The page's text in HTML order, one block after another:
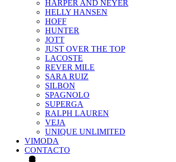
HARPER AND NEYER
HELLY HANSEN
HOFF
HUNTER
JOTT
JUST OVER THE TOP
LACOSTE
REVER MILE
SARA RUIZ
SILBON
SPAGNOLO
SUPERGA
RALPH LAUREN
VEJA
UNIQUE UNLIMITED
VIMODA
CONTACTO